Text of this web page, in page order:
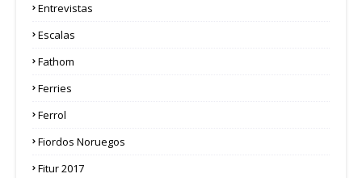
Entrevistas
Escalas
Fathom
Ferries
Ferrol
Fiordos Noruegos
Fitur 2017